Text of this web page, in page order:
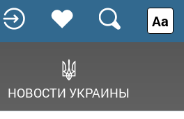
НОВОСТИ УКРАИНЫ
Аа